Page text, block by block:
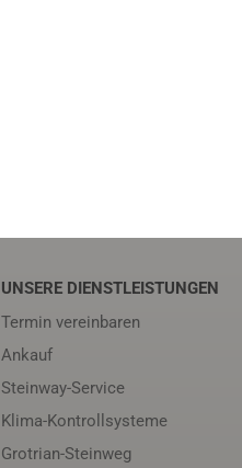
UNSERE DIENSTLEISTUNGEN
Termin vereinbaren
Ankauf
Steinway-Service
Klima-Kontrollsysteme
Grotrian-Steinweg